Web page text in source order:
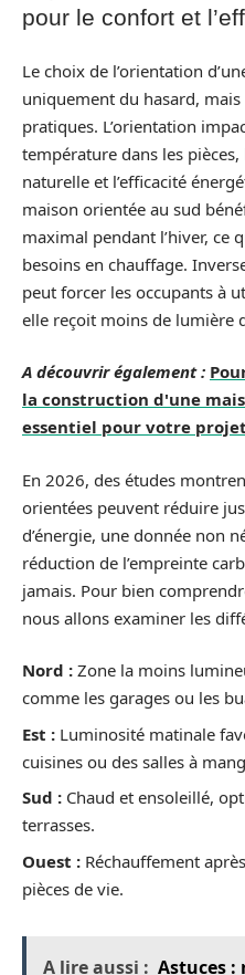
pour le confort et
Le choix de l’orientation
uniquement du hasard,
pratiques. L’orientation
température dans les
naturelle et l’efficacité
maison orientée au sud
maximal pendant l’hiver, ce
besoins en chauffage.
peut forcer les occupants à
elle reçoit moins de lumière
A découvrir également :
la construction d'une
essentiel pour votre projet
En 2026, des études
orientées peuvent réduire
d’énergie, une donnée non
réduction de l’empreinte
jamais. Pour bien
nous allons examiner les
Nord : Zone la moins
comme les garages ou les
Est : Luminosité matinale
cuisines ou des salles à
Sud : Chaud et ensoleillé,
terrasses.
Ouest : Réchauffement
pièces de vie.
A lire aussi : Astuces :